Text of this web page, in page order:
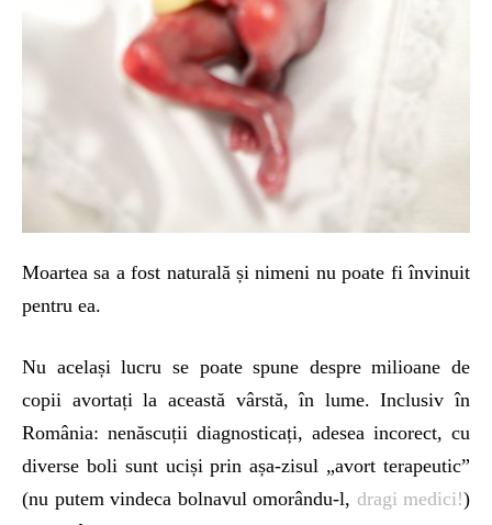
Moartea sa a fost naturală și nimeni nu poate fi învinuit
pentru ea.
Nu același lucru se poate spune despre milioane de
copii avortați la această vârstă, în lume. Inclusiv în
România: nenăscuții diagnosticați, adesea incorect, cu
diverse boli sunt uciși prin așa-zisul „avort terapeutic”
(nu putem vindeca bolnavul omorându-l, dragi medici!)